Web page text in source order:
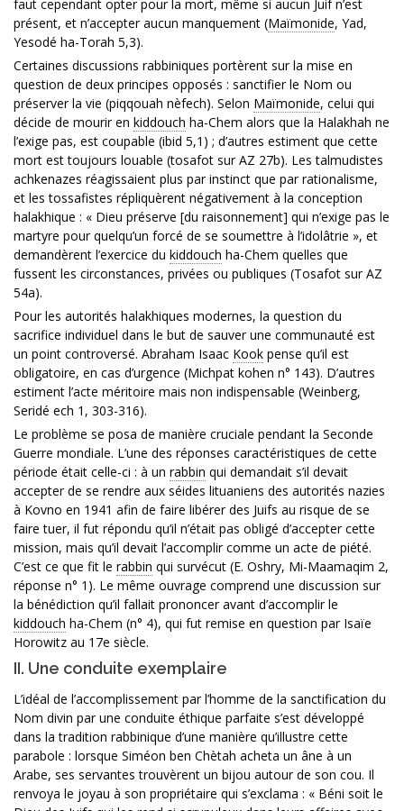
faut cependant opter pour la mort, même si aucun Juif n’est
présent, et n’accepter aucun manquement (Maïmonide, Yad,
Yesodé ha-Torah 5,3).
Certaines discussions rabbiniques portèrent sur la mise en
question de deux principes opposés : sanctifier le Nom ou
préserver la vie (piqqouah nèfech). Selon Maïmonide, celui qui
décide de mourir en kiddouch ha-Chem alors que la Halakhah ne
l’exige pas, est coupable (ibid 5,1) ; d’autres estiment que cette
mort est toujours louable (tosafot sur AZ 27b). Les talmudistes
achkenazes réagissaient plus par instinct que par rationalisme,
et les tossafistes répliquèrent négativement à la conception
halakhique : « Dieu préserve [du raisonnement] qui n’exige pas le
martyre pour quelqu’un forcé de se soumettre à l’idolâtrie », et
demandèrent l’exercice du kiddouch ha-Chem quelles que
fussent les circonstances, privées ou publiques (Tosafot sur AZ
54a).
Pour les autorités halakhiques modernes, la question du
sacrifice individuel dans le but de sauver une communauté est
un point controversé. Abraham Isaac Kook pense qu’il est
obligatoire, en cas d’urgence (Michpat kohen n° 143). D’autres
estiment l’acte méritoire mais non indispensable (Weinberg,
Seridé ech 1, 303-316).
Le problème se posa de manière cruciale pendant la Seconde
Guerre mondiale. L’une des réponses caractéristiques de cette
période était celle-ci : à un rabbin qui demandait s’il devait
accepter de se rendre aux séides lituaniens des autorités nazies
à Kovno en 1941 afin de faire libérer des Juifs au risque de se
faire tuer, il fut répondu qu’il n’était pas obligé d’accepter cette
mission, mais qu’il devait l’accomplir comme un acte de piété.
C’est ce que fit le rabbin qui survécut (E. Oshry, Mi-Maamaqim 2,
réponse n° 1). Le même ouvrage comprend une discussion sur
la bénédiction qu’il fallait prononcer avant d’accomplir le
kiddouch ha-Chem (n° 4), qui fut remise en question par Isaïe
Horowitz au 17e siècle.
II. Une conduite exemplaire
L’idéal de l’accomplissement par l’homme de la sanctification du
Nom divin par une conduite éthique parfaite s’est développé
dans la tradition rabbinique d’une manière qu’illustre cette
parabole : lorsque Siméon ben Chètah acheta un âne à un
Arabe, ses servantes trouvèrent un bijou autour de son cou. Il
renvoya le joyau à son propriétaire qui s’exclama : « Béni soit le